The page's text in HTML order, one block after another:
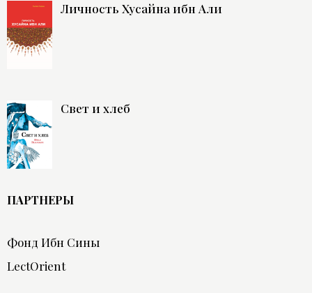
Личность Хусайна ибн Али
Свет и хлеб
ПАРТНЕРЫ
Фонд Ибн Сины
LectOrient